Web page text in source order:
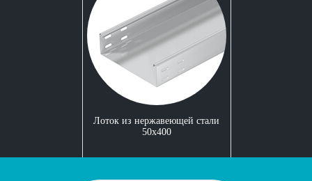
Лоток из нержавеющей стали
50x400